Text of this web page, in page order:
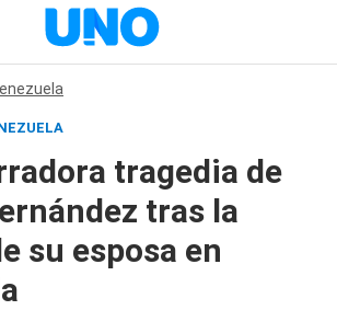
tragedia de
tras la
su esposa en